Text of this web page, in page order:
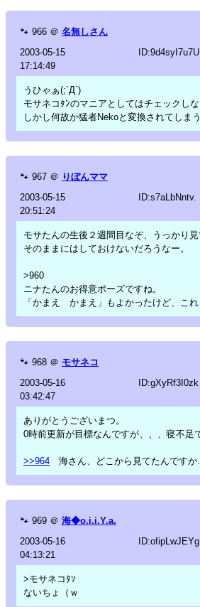
🐾 966 ＠ 名無しさん
2003-05-15
17:14:49
ID:9d4syI7u7U
うひゃぁ(;´Д`)
モサネコﾀﾝのマニアとしてはチェックし
しかし何故か猛者Nekoと変換されてしまう
🐾 967 ＠ りぼんママ
2003-05-15
20:51:24
ID:s7aLbNntv.
モサたんの生後２週間目なぞ、うっかり
そのままにはしておけないだろうなー。
>960
ニナたんのお得意ポーズですね。
「かまえ かまえ」もよかったけど、これ
🐾 968 ＠ モサネコ
2003-05-16
03:42:47
ID:gXyRf3I0zk
ありがとうございまつ。
0時前更新が目標なんですが、、、寝不足
>>964 海さん、どこから見てたんですか
🐾 969 ＠ 海◆o.i.i.Y.a.
2003-05-16
04:13:21
ID:ofipLwJEYg
>モサネコﾀｿ
ないちょ（ｗ